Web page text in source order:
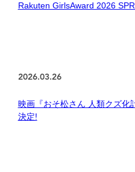
Rakuten GirlsAward 2026
2026.03.26
映画『おそ松さん 人類クズ化
決定!